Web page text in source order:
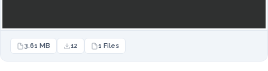
3.61 MB 12 1 Files